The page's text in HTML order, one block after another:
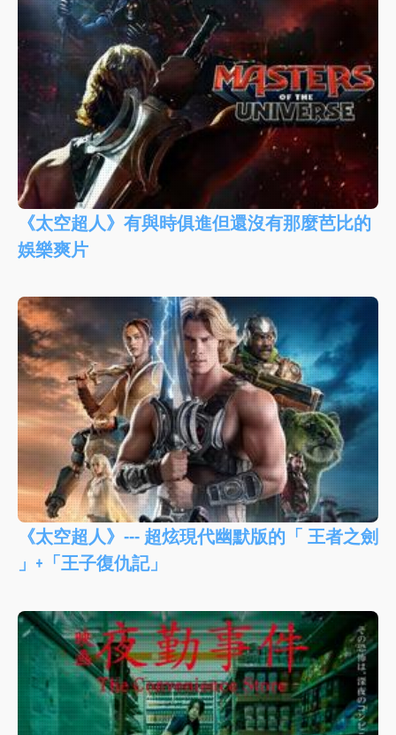
《太空超人》有與時俱進但還沒有那麼芭比的
娛樂爽片
《太空超人》--- 超炫現代幽默版的「 王者之劍
」+「王子復仇記」